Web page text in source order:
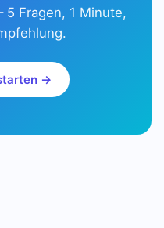
5 Fragen, 1 Minute,
→